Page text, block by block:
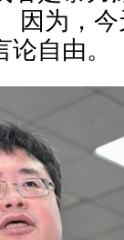
因为，
自由。